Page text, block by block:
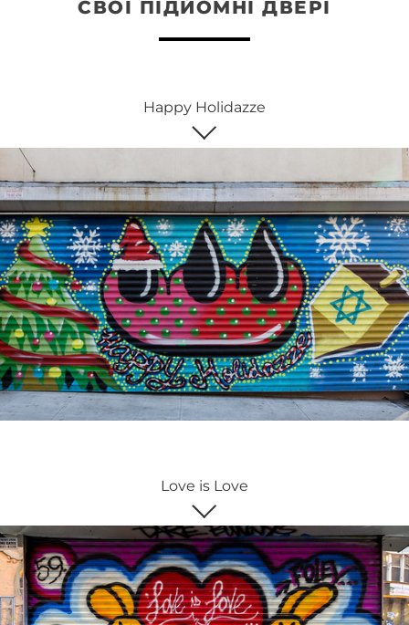
СВОЇ ПІДЙОМНІ ДВЕРІ
Happy Holidazze
Love is Love